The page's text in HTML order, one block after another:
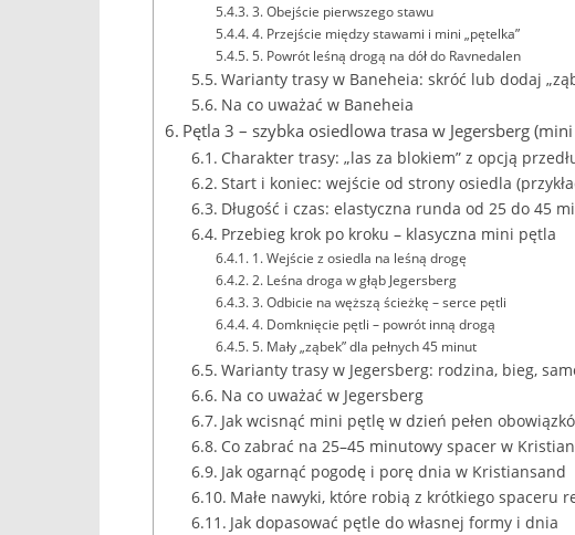
3. Obejście pierwszego stawu
4. Przejście między stawami i mini „pętelka”
5. Powrót leśną drogą na dół do Ravnedalen
Warianty trasy w Baneheia: skróć lub dodaj
Na co uważać w Baneheia
Pętla 3 – szybka osiedlowa trasa w Jegersberg
Charakter trasy: „las za blokiem” z opcją
Start i koniec: wejście od strony osiedla
Długość i czas: elastyczna runda od 25 do 45
Przebieg krok po kroku – klasyczna mini pętla
1. Wejście z osiedla na leśną drogę
2. Leśna droga w głąb Jegersberg
3. Odbicie na węższą ścieżkę – serce pętli
4. Domknięcie pętli – powrót inną drogą
5. Mały „ząbek” dla pełnych 45 minut
Warianty trasy w Jegersberg: rodzina, bieg,
Na co uważać w Jegersberg
Jak wcisnąć mini pętlę w dzień pełen
Co zabrać na 25–45 minutowy spacer w
Jak ogarnąć pogodę i porę dnia w Kristiansand
Małe nawyki, które robią z krótkiego spaceru
Jak dopasować pętle do własnej formy i dnia